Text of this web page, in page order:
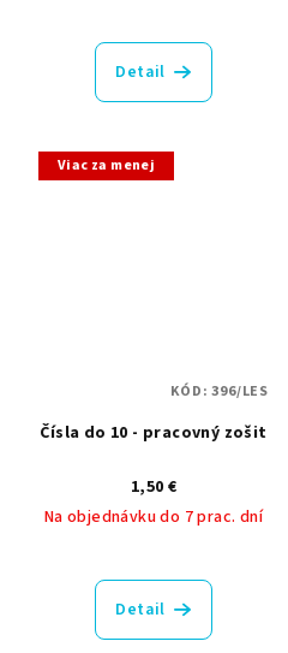
Detail
Viac za menej
Čísla do 10 - pracovný zošit
1,50 €
Na objednávku do 7 prac. dní
hodnotenie
produktu
Detail
KÓD:396/LES